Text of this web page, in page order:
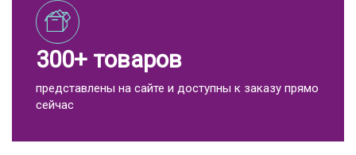
300+ товаров
представлены на сайте и доступны к заказу прямо
сейчас